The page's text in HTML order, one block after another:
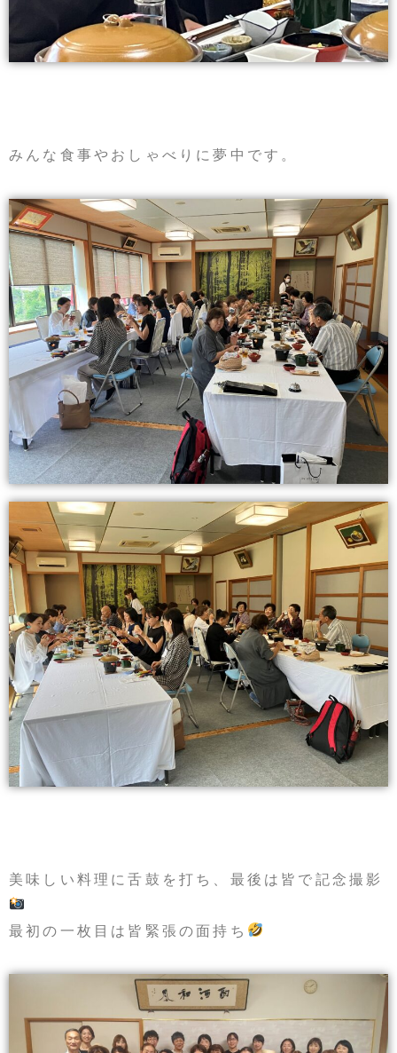
みんな食事やおしゃべりに夢中です。
美味しい料理に舌鼓を打ち、最後は皆で記念撮影
最初の一枚目は皆緊張の面持ち